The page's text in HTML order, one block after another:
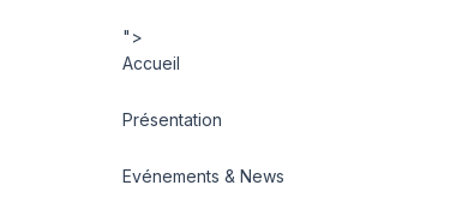
">
Accueil
Présentation
Evénements & News